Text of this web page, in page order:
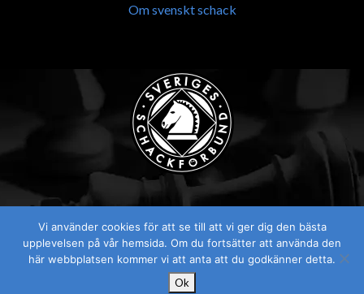
Om svenskt schack
Visselblåsaren
Vi använder cookies för att se till att vi ger dig den bästa
upplevelsen på vår hemsida. Om du fortsätter att använda den
här webbplatsen kommer vi att anta att du godkänner detta.
Ok